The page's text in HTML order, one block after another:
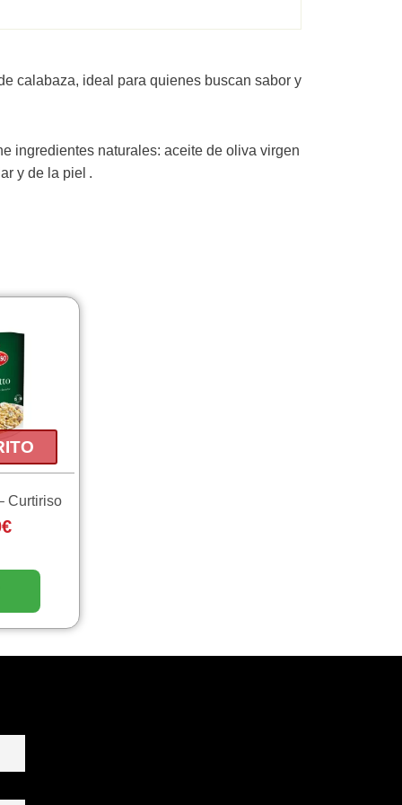
calabaza, ideal para quienes buscan sabor y
ingredientes naturales: aceite de oliva virgen
y de la piel .
Curtiriso
€